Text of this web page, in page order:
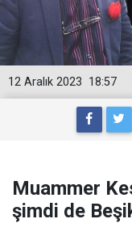
18:57
12 Aralık 2023
Muammer
şimdi de